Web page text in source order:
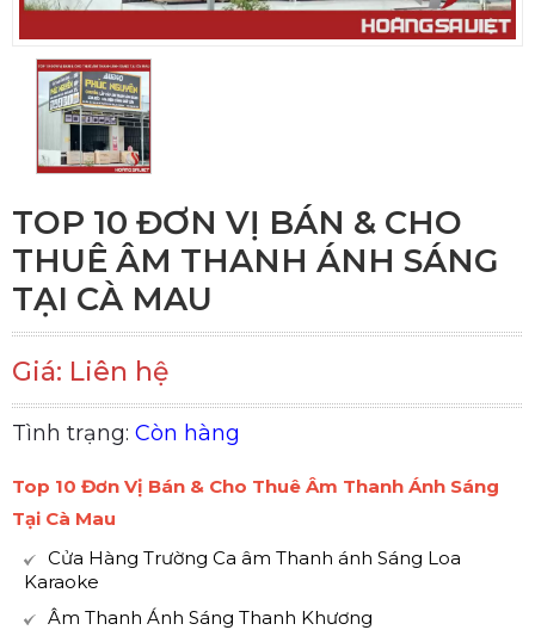
TOP 10 ĐƠN VỊ BÁN & CHO
THUÊ ÂM THANH ÁNH SÁNG
TẠI CÀ MAU
Giá: Liên hệ
Tình trạng: Còn hàng
Top 10 Đơn Vị Bán & Cho Thuê Âm Thanh Ánh Sáng
Tại Cà Mau
Cửa Hàng Trường Ca âm Thanh ánh Sáng Loa
Karaoke
Âm Thanh Ánh Sáng Thanh Khương